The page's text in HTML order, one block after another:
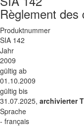
Règlement
Produktnummer
SIA 142
Jahr
2009
gültig ab
01.10.2009
gültig bis
31.07.2025, archivierter
Sprache
- français